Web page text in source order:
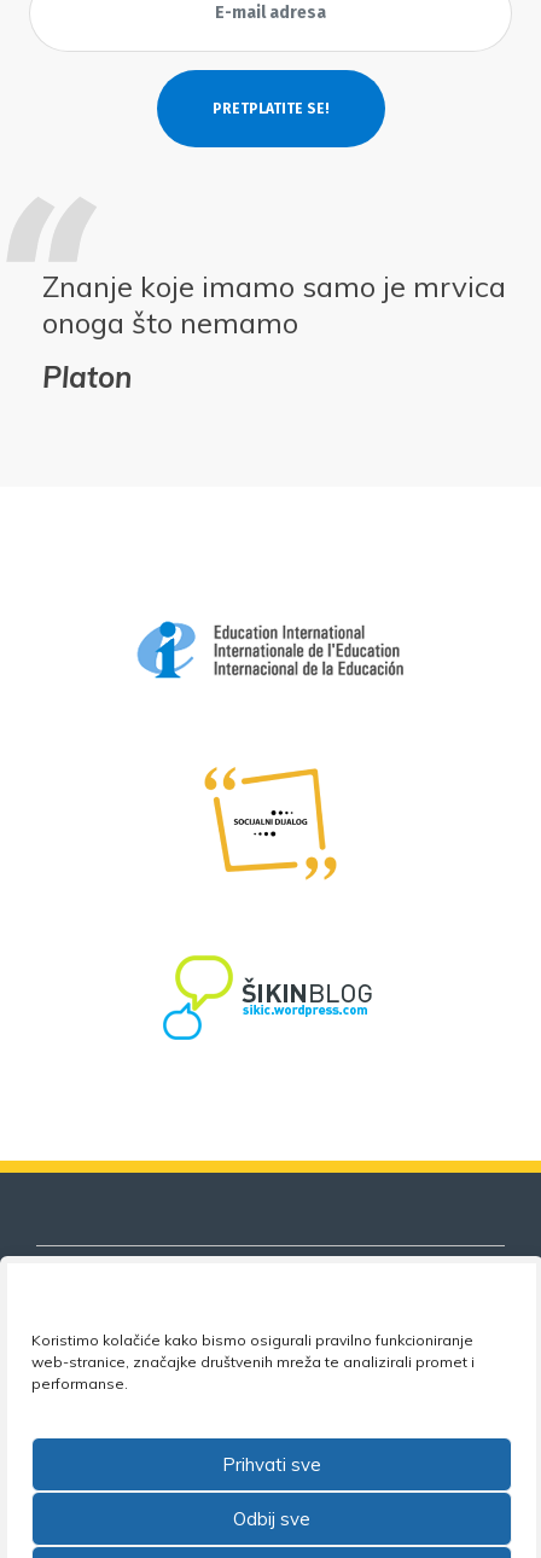
Koristimo kolačiće kako bismo osigurali pravilno funkcioniranje
web-stranice, značajke društvenih mreža te analizirali promet i
performanse.
Prihvati sve
Odbij sve
Znanje koje imamo samo je mrvica
onoga što nemamo
Platon
Nezavisni sindikat znanosti i visokog
obrazovanja
Adresa: Florijana Andrašeca 18A / VI kat • 10 000
+385 1 4847 337 •Email: